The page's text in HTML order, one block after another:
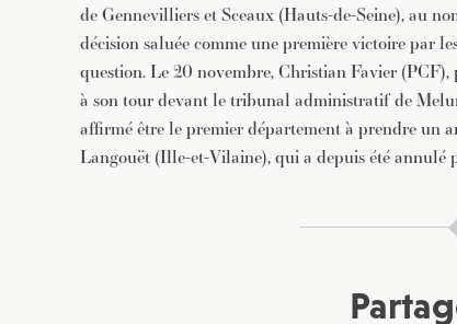
de Gennevilliers et Sceaux (Hauts-de-Seine), au
décision saluée comme une première victoire par
question. Le 20 novembre, Christian Favier
à son tour devant le tribunal administratif de
affirmé être le premier département à prendre un
Langouët (Ille-et-Vilaine), qui a depuis été annulé